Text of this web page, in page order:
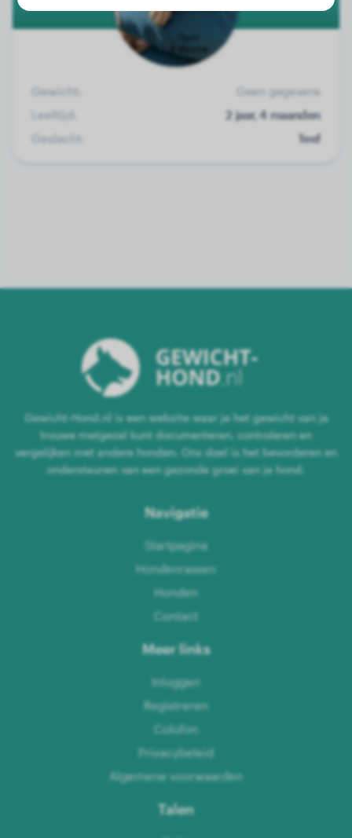
Gewicht:
Geen gegevens
Leeftijd:
2 jaar, 4 maanden
Geslacht:
Teef
Gewicht-Hond.nl is een website waar je het gewicht van je
trouwe metgezel kunt documenteren, controleren en
vergelijken met andere honden. Ons doel is het bevorderen en
ondersteunen van een gezonde groei van je hond.
Navigatie
Startpagina
Hondenrassen
Honden
Contact
Meer links
Inloggen
Registreren
Colofon
Privacybeleid
Algemene voorwaarden
Talen